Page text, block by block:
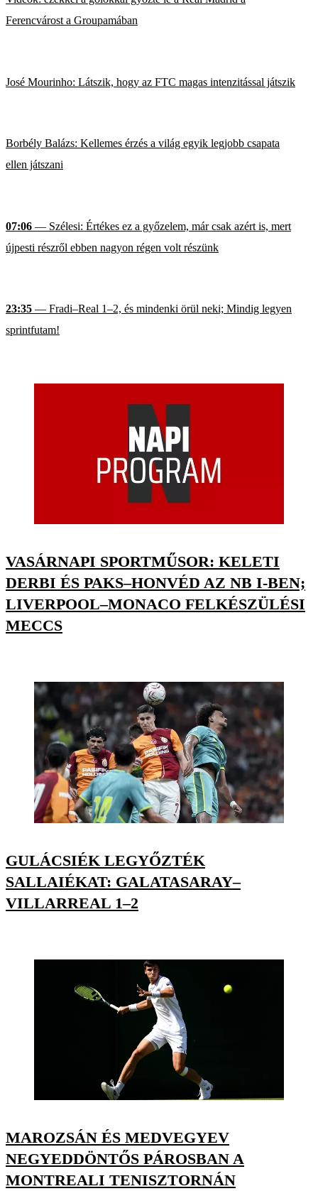
Ferencvárost a Groupamában
José Mourinho: Látszik, hogy az FTC magas intenzitással játszik
Borbély Balázs: Kellemes érzés a világ egyik legjobb csapata
ellen játszani
07:06 — Szélesi: Értékes ez a győzelem, már csak azért is, mert
újpesti részről ebben nagyon régen volt részünk
23:35 — Fradi–Real 1–2, és mindenki örül neki; Mindig legyen
sprintfutam!
VASÁRNAPI SPORTMŰSOR: KELETI
DERBI ÉS PAKS–HONVÉD AZ NB I-BEN;
LIVERPOOL–MONACO FELKÉSZÜLÉSI
MECCS
GULÁCSIÉK LEGYŐZTÉK
SALLAIÉKAT: GALATASARAY–
VILLARREAL 1–2
MAROZSÁN ÉS MEDVEGYEV
NEGYEDDÖNTŐS PÁROSBAN A
MONTREALI TENISZTORNÁN